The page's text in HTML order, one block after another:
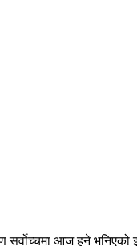
सर्वोच्चमा आज हुने